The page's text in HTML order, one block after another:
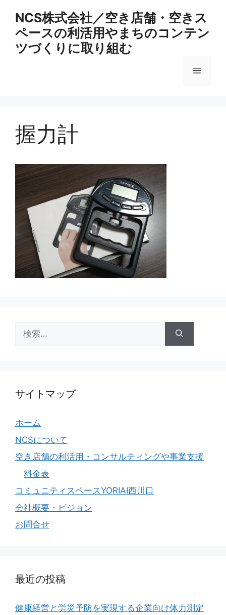
NCS株式会社／空き店舗・空きス
ペースの利活用やまちのコンテン
ツづくりに取り組む
メ
握力計
索:
サイトマップ
ホーム
NCSについて
空き店舗の利活用・コンサルティングや事業支援
料金表
コミュニティスペースYORIAI西川口
会社概要・ビジョン
お問合せ
最近の投稿
健康経営と労災予防を実現する企業向け体力測定